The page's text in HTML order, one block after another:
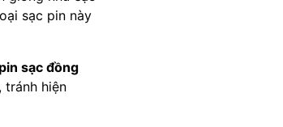
sạc pin này
sạc đồng
tránh hiện